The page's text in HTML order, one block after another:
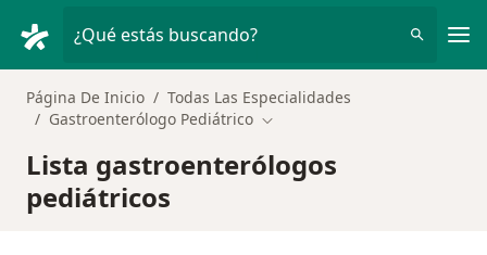
¿Qué estás buscando?
Página De Inicio
Todas Las Especialidades
Gastroenterólogo Pediátrico Cambiar de ciudad
Lista gastroenterólogos
pediátricos